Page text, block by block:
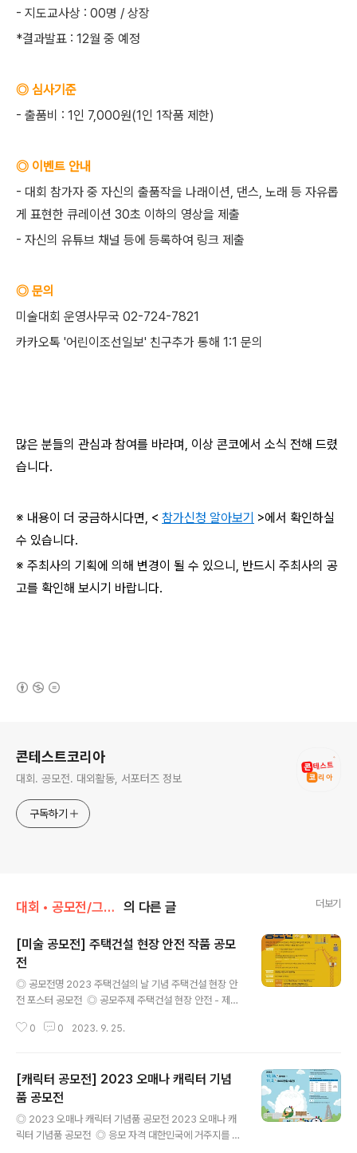
- 지도교사상 : 00명 / 상장
*결과발표 : 12월 중 예정
◎ 심사기준
- 출품비 : 1인 7,000원(1인 1작품 제한)
◎ 이벤트 안내
- 대회 참가자 중 자신의 출품작을 나래이션, 댄스, 노래 등 자유롭
게 표현한 큐레이션 30초 이하의 영상을 제출
- 자신의 유튜브 채널 등에 등록하여 링크 제출
◎ 문의
미술대회 운영사무국 02-724-7821
카카오톡 '어린이조선일보' 친구추가 통해 1:1 문의
많은 분들의 관심과 참여를 바라며, 이상 콘코에서 소식 전해 드렸
습니다.
※ 내용이 더 궁금하시다면, < 참가신청 알아보기 >에서 확인하실
수 있습니다.
※ 주최사의 기획에 의해 변경이 될 수 있으니, 반드시 주최사의 공
고를 확인해 보시기 바랍니다.
콘테스트코리아
대회. 공모전. 대외활동, 서포터즈 정보
구독하기
대회 • 공모전/그림 • 미술 • 디자인 • 웹툰. 의 다른 글 더보기
[미술 공모전] 주택건설 현장 안전 작품 공모
전
◎ 공모전명 2023 주택건설의 날 기념 주택건설 현장 안
전 포스터 공모전 ​ ◎ 공모주제 주택건설 현장 안전 - 제안
난 예방 및 대처법 등 주택건설 현장 안전의식을 높일 수 있
작 규격 A2용지 (420mmx 594mm) 크기 해상도 300
dpi 이상, JPG 혹은 PNG 파일 ​ ◎ 응모작 유형 포스터
(사진, 캘리그라피, 일러스트 등 자유) ​ ◎ 접수기간 2023
년 10월 23일(월)~ 2023년 10월 27일(금) ​ ◎ 접수절
0 0 2023. 9. 25.
[캐릭터 공모전] 2023 오매나 캐릭터 기념
품 공모전
◎ 2023 오매나 캐릭터 기념품 공모전 2023 오매나 캐
릭터 기념품 공모전 ​ ◎ 응모 자격 대한민국에 거주지를 두